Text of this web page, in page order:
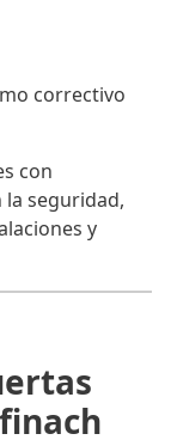
correctivo
con
seguridad,
y